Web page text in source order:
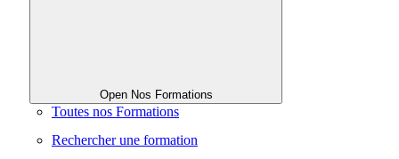
Open Nos Formations
Toutes nos Formations
Rechercher une formation